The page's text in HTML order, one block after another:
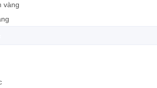
vàng